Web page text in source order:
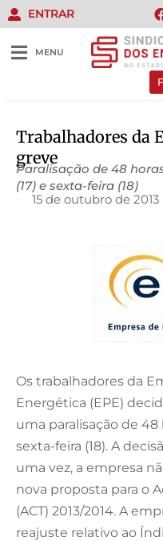
ENTRAR
MENU
Trabalhadores da
greve
Paralisação de 48
(17) e sexta-feira (18)
15 de outubro de 2013
Os trabalhadores da
Energética (EPE)
uma paralisação de 48
sexta-feira (18). A
uma vez, a empresa
nova proposta para o
(ACT) 2013/2014. A
reajuste relativo ao